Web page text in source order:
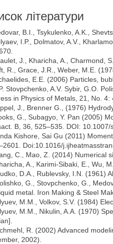
літератури
B.I., Tsykulenko, A.K.,
I.P., Dolmatov, A.V.,
J., Kharicha, A., Charmond,
R., Grace, J.R., Weber, M.E.
E.E. (2006) Particles,
Stovpchenko, A.V. Sybir, G.O.
in Physics of Metals, 21, No. 4:
J., Brenner G., (1976)
G., Subagyo, Y. Pan (2005)
B, 36, 525–535. DOI:
Kishore, Sai Gu (2011)
Doi:10.1016/
C., Mao, Z. (2014) Numerical
A., Karimi-Sibaki, E., Wu,
D.A., Rublevsky, I.N. (1961)
G., Stovpchenko, G.,
metal. Iron Making & Steel
M.M., Volkov, S.V. (1984)
M.M., Nikulin, A.A. (1970)
R. (2002) Advanced
2002).